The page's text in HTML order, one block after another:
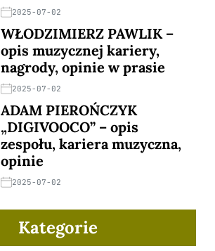
2025-07-02
WŁODZIMIERZ PAWLIK –
opis muzycznej kariery,
nagrody, opinie w prasie
2025-07-02
ADAM PIEROŃCZYK
„DIGIVOOCO” – opis
zespołu, kariera muzyczna,
opinie
2025-07-02
Kategorie